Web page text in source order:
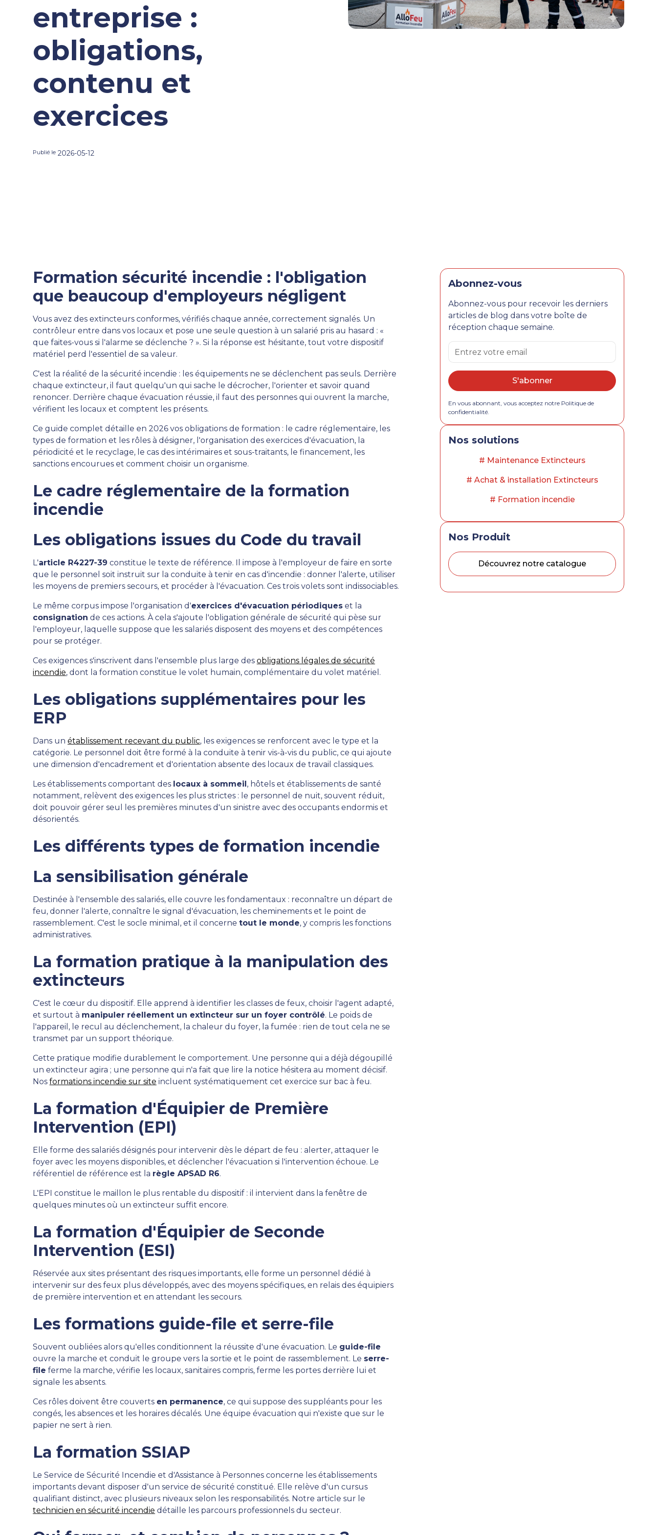
entreprise :
obligations,
contenu et
exercices
Publié le 2026-05-12
Formation sécurité incendie : l'obligation
que beaucoup d'employeurs négligent
Vous avez des extincteurs conformes, vérifiés chaque année, correctement signalés. Un
contrôleur entre dans vos locaux et pose une seule question à un salarié pris au hasard : «
que faites-vous si l'alarme se déclenche ? ». Si la réponse est hésitante, tout votre dispositif
matériel perd l'essentiel de sa valeur.
C'est la réalité de la sécurité incendie : les équipements ne se déclenchent pas seuls. Derrière
chaque extincteur, il faut quelqu'un qui sache le décrocher, l'orienter et savoir quand
renoncer. Derrière chaque évacuation réussie, il faut des personnes qui ouvrent la marche,
vérifient les locaux et comptent les présents.
Ce guide complet détaille en 2026 vos obligations de formation : le cadre réglementaire, les
types de formation et les rôles à désigner, l'organisation des exercices d'évacuation, la
périodicité et le recyclage, le cas des intérimaires et sous-traitants, le financement, les
sanctions encourues et comment choisir un organisme.
Le cadre réglementaire de la formation
incendie
Les obligations issues du Code du travail
L'article R4227-39 constitue le texte de référence. Il impose à l'employeur de faire en sorte
que le personnel soit instruit sur la conduite à tenir en cas d'incendie : donner l'alerte, utiliser
les moyens de premiers secours, et procéder à l'évacuation. Ces trois volets sont indissociables.
Le même corpus impose l'organisation d'exercices d'évacuation périodiques et la
consignation de ces actions. À cela s'ajoute l'obligation générale de sécurité qui pèse sur
l'employeur, laquelle suppose que les salariés disposent des moyens et des compétences
pour se protéger.
Ces exigences s'inscrivent dans l'ensemble plus large desobligations légales de sécurité
incendie, dont la formation constitue le volet humain, complémentaire du volet matériel.
Les obligations supplémentaires pour les
ERP
Dans unétablissement recevant du public, les exigences se renforcent avec le type et la
catégorie. Le personnel doit être formé à la conduite à tenir vis-à-vis du public, ce qui ajoute
une dimension d'encadrement et d'orientation absente des locaux de travail classiques.
Les établissements comportant des locaux à sommeil, hôtels et établissements de santé
notamment, relèvent des exigences les plus strictes : le personnel de nuit, souvent réduit,
doit pouvoir gérer seul les premières minutes d'un sinistre avec des occupants endormis et
désorientés.
Les différents types de formation incendie
La sensibilisation générale
Destinée à l'ensemble des salariés, elle couvre les fondamentaux : reconnaître un départ de
feu, donner l'alerte, connaître le signal d'évacuation, les cheminements et le point de
rassemblement. C'est le socle minimal, et il concernetout le monde, y compris les fonctions
administratives.
La formation pratique à la manipulation des
extincteurs
C'est le cœur du dispositif. Elle apprend à identifier les classes de feux, choisir l'agent adapté,
et surtout à manipuler réellement un extincteur sur un foyer contrôlé. Le poids de
l'appareil, le recul au déclenchement, la chaleur du foyer, la fumée : rien de tout cela ne se
transmet par un support théorique.
Cette pratique modifie durablement le comportement. Une personne qui a déjà dégoupillé
un extincteur agira ; une personne qui n'a fait que lire la notice hésitera au moment décisif.
Nosformations incendie sur site incluent systématiquement cet exercice sur bac à feu.
La formation d'Équipier de Première
Intervention (EPI)
Elle forme des salariés désignés pour intervenir dès le départ de feu : alerter, attaquer le
foyer avec les moyens disponibles, et déclencher l'évacuation si l'intervention échoue. Le
référentiel de référence est la règle APSAD R6.
L'EPI constitue le maillon le plus rentable du dispositif : il intervient dans la fenêtre de
quelques minutes où un extincteur suffit encore.
La formation d'Équipier de Seconde
Intervention (ESI)
Réservée aux sites présentant des risques importants, elle forme un personnel dédié à
intervenir sur des feux plus développés, avec des moyens spécifiques, en relais des équipiers
de première intervention et en attendant les secours.
Les formations guide-file et serre-file
Souvent oubliées alors qu'elles conditionnent la réussite d'une évacuation. Le guide-file
ouvre la marche et conduit le groupe vers la sortie et le point de rassemblement. Le serre-
file ferme la marche, vérifie les locaux, sanitaires compris, ferme les portes derrière lui et
signale les absents.
Ces rôles doivent être couverts en permanence, ce qui suppose des suppléants pour les
congés, les absences et les horaires décalés. Une équipe évacuation qui n'existe que sur le
papier ne sert à rien.
La formation SSIAP
Le Service de Sécurité Incendie et d'Assistance à Personnes concerne les établissements
importants devant disposer d'un service de sécurité constitué. Elle relève d'un cursus
qualifiant distinct, avec plusieurs niveaux selon les responsabilités. Notre article sur le
technicien en sécurité incendie détaille les parcours professionnels du secteur.
Abonnez-vous
Abonnez-vous pour recevoir les derniers
articles de blog dans votre boîte de
réception chaque semaine.
En vous abonnant, vous acceptez notre Politique de
confidentialité.
Nos solutions
# Maintenance Extincteurs
# Achat & installation Extincteurs
# Formation incendie
Nos Produit
Découvrez notre catalogue